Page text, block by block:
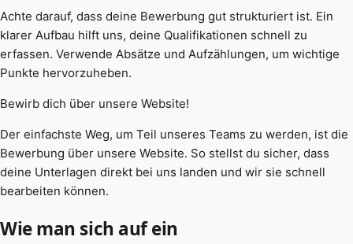
Achte darauf, dass deine Bewerbung gut strukturiert ist. Ein
klarer Aufbau hilft uns, deine Qualifikationen schnell zu
erfassen. Verwende Absätze und Aufzählungen, um wichtige
Punkte hervorzuheben.
Bewirb dich über unsere Website!
Der einfachste Weg, um Teil unseres Teams zu werden, ist die
Bewerbung über unsere Website. So stellst du sicher, dass
deine Unterlagen direkt bei uns landen und wir sie schnell
bearbeiten können.
Wie man sich auf ein